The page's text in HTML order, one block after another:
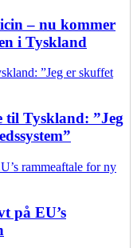
– nu kommer
i Tyskland
Tyskland: ”Jeg
på EU’s